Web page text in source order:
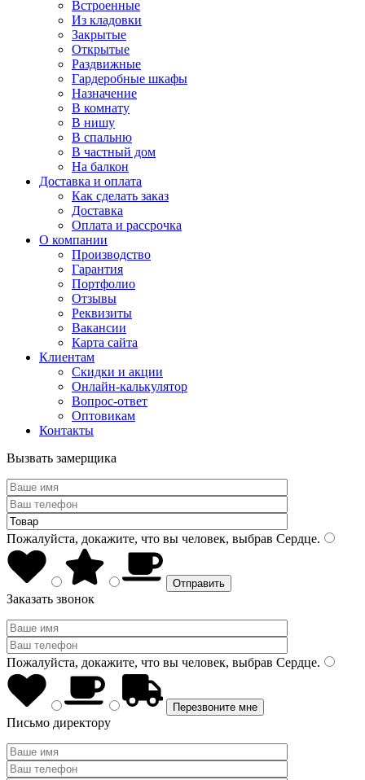
Встроенные
Из кладовки
Закрытые
Открытые
Раздвижные
Гардеробные шкафы
Назначение
В комнату
В нишу
В спальню
В частный дом
На балкон
Доставка и оплата
Как сделать заказ
Доставка
Оплата и рассрочка
О компании
Производство
Гарантия
Портфолио
Отзывы
Реквизиты
Вакансии
Карта сайта
Клиентам
Скидки и акции
Онлайн-калькулятор
Вопрос-ответ
Оптовикам
Контакты
Вызвать замерщика
Пожалуйста, докажите, что вы человек, выбрав Сердце.
Заказать звонок
Пожалуйста, докажите, что вы человек, выбрав Сердце.
Письмо директору